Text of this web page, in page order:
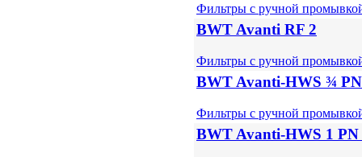
Фильтры с ручной
BWT Avanti RF 2
Фильтры с ручной
BWT Avanti-HWS ¾
Фильтры с ручной
BWT Avanti-HWS 1 PN